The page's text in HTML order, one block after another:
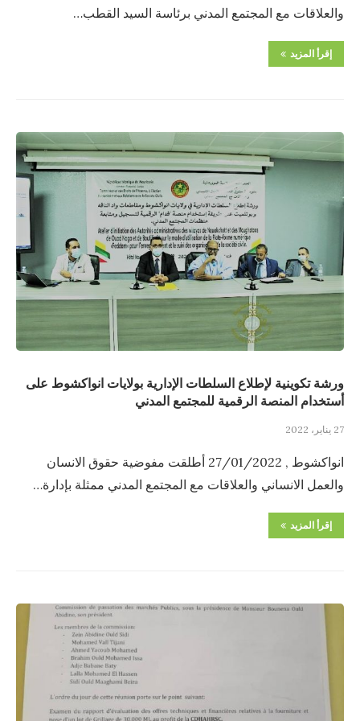
والعلاقات مع المجتمع المدني برئاسة السيد القطب…
إقرأ المزيد
ورشة تكوينية لإطلاع السلطات الإدارية بولايات انواكشوط على
أستخدام المنصة الرقمية للمجتمع المدني
27 يناير، 2022
انواكشوط , 27/01/2022 أطلقت مفوضية حقوق الانسان
والعمل الانساني والعلاقات مع المجتمع المدني ممثلة بإدارة…
إقرأ المزيد